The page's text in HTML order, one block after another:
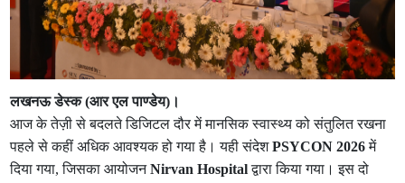
लखनऊ डेस्क (आर एल पाण्डेय)।
आज के तेज़ी से बदलते डिजिटल दौर में मानसिक स्वास्थ्य को संतुलित रखना
पहले से कहीं अधिक आवश्यक हो गया है। यही संदेशPSYCON 2026में
दिया गया, जिसका आयोजनNirvan Hospitalद्वारा किया गया। इस दो